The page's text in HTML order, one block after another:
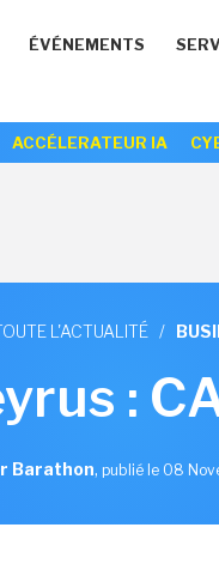
ÉVÉNEMENTS
ACCÉLERATEUR IA
L'ACTUALITÉ /
:
Barathon, publié le 08